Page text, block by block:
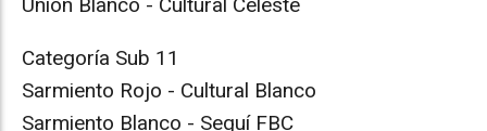
Categoría Sub 11
Sarmiento Rojo - Cultural Blanco
Sarmiento Blanco - Seguí FBC